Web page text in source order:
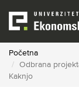
main
content
Početna
Odbrana
Kaknjo